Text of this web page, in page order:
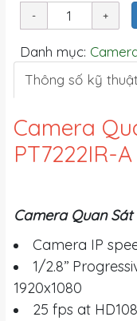
Danh mục:
Thông số kỹ thuật
Camera
PT7222IR-A
Camera Quan Sát
Camera IP
1/2.8’’
1920x1080
25 fps at